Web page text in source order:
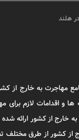
هلند
مهاجرت به خارج از
ها و اقدامات لازم
به خارج از کشور ارائه
از کشور از طرق مختلف